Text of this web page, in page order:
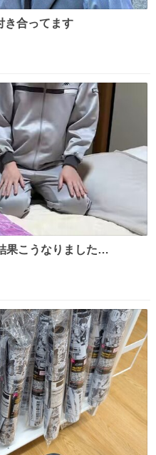
き合ってます
果こうなりました…